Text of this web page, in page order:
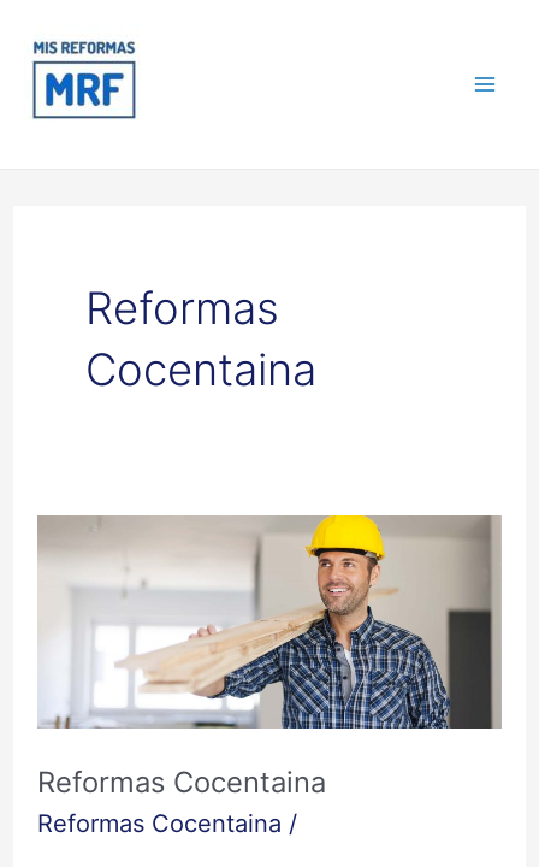
contenido
Reformas
Cocentaina
Reformas Cocentaina
Reformas Cocentaina /
Reformas
Cocentaina